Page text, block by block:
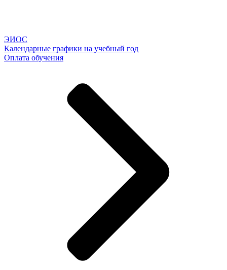
ЭИОС
Календарные графики на учебный год
Оплата обучения